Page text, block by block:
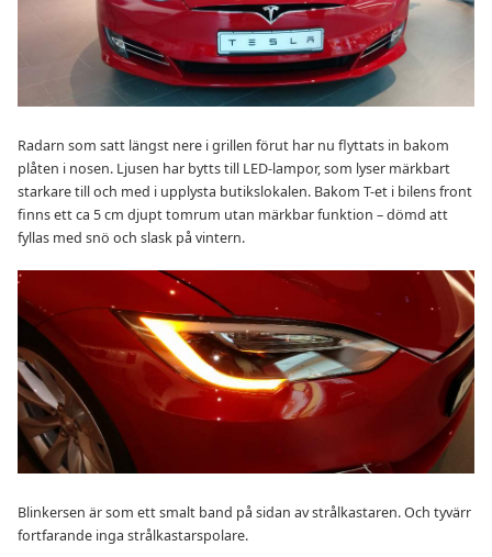
Radarn som satt längst nere i grillen förut har nu flyttats in bakom
plåten i nosen. Ljusen har bytts till LED-lampor, som lyser märkbart
starkare till och med i upplysta butikslokalen. Bakom T-et i bilens front
finns ett ca 5 cm djupt tomrum utan märkbar funktion – dömd att
fyllas med snö och slask på vintern.
Blinkersen är som ett smalt band på sidan av strålkastaren. Och tyvärr
fortfarande inga strålkastarspolare.